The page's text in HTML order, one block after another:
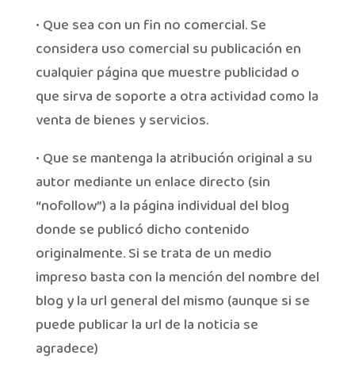
• Que sea con un fin no comercial. Se
considera uso comercial su publicación en
cualquier página que muestre publicidad o
que sirva de soporte a otra actividad como la
venta de bienes y servicios.
• Que se mantenga la atribución original a su
autor mediante un enlace directo (sin
“nofollow”) a la página individual del blog
donde se publicó dicho contenido
originalmente. Si se trata de un medio
impreso basta con la mención del nombre del
blog y la url general del mismo (aunque si se
puede publicar la url de la noticia se
agradece)